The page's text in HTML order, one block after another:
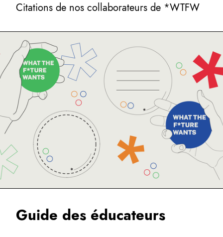
Citations de nos collaborateurs de *WTFW
Guide des éducateurs